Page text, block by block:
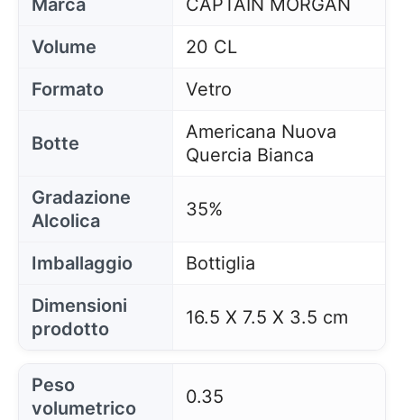
Volume
20 CL
Formato
Vetro
Botte
Americana Nuova
Quercia Bianca
Gradazione
Alcolica
35%
Imballaggio
Bottiglia
Dimensioni
prodotto
16.5 X 7.5 X 3.5 cm
Peso
volumetrico
0.35